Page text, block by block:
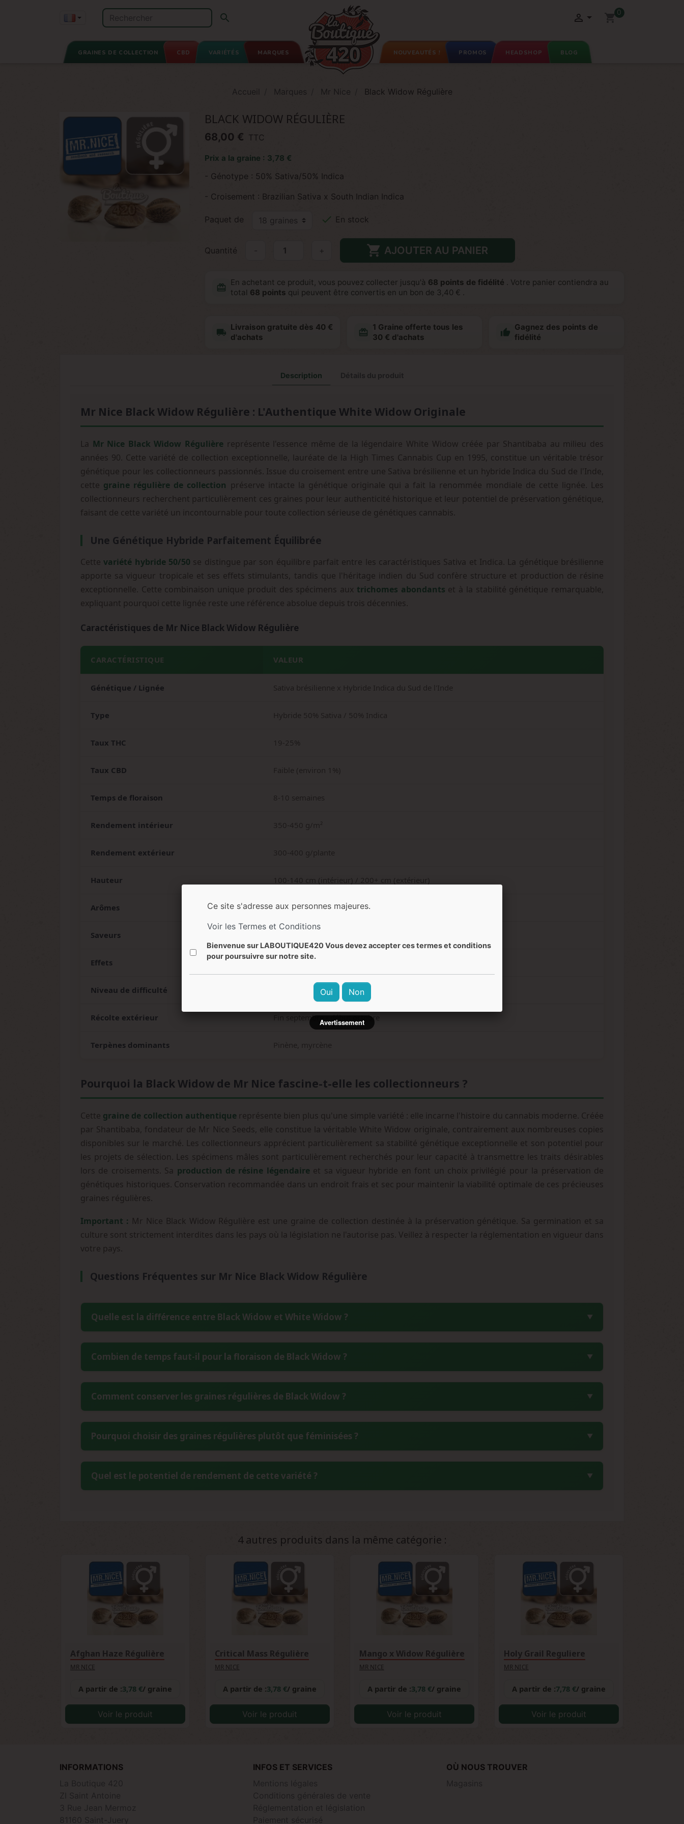
  shopping_cart0
GRAINES DE COLLECTION CBD VARIÉTÉS MARQUES NOUVEAUTÉS ! PROMOS HEADSHOP BLOG
Accueil Marques Mr Nice Black Widow Régulière
BLACK WIDOW RÉGULIÈRE
68,00 € TTC
Prix a la graine : 3,78 €
- Génotype : 50% Sativa/50% Indica
- Croisement : Brazilian Sativa x South Indian Indica
Paquet de  En stock
Quantité +  AJOUTER AU PANIER
redeem
En achetant ce produit, vous pouvez collecter jusqu'à 68 points de fidélité . Votre panier contiendra au
total 68 points qui peuvent être convertis en un bon de 3,40 € .
local_shipping
Livraison gratuite dès 40 €
d'achats
redeem
1 Graine offerte tous les
30 € d'achats

Gagnez des points de
fidélité
Description
Mr Nice Black Widow Régulière : L'Authentique White Widow Originale
La Mr Nice Black Widow Régulièrereprésente l'essence même de la légendaire White Widow créée par Shantibaba au milieu des
années 90. Cette variété de collection exceptionnelle, lauréate de la High Times Cannabis Cup en 1995, constitue un véritable trésor
génétique pour les collectionneurs passionnés. Issue du croisement entre une Sativa brésilienne et un hybride Indica du Sud de l'Inde,
cette graine régulière de collection préserve intacte la génétique originale qui a fait la renommée mondiale de cette lignée. Les
collectionneurs recherchent particulièrement ces graines pour leur authenticité historique et leur potentiel de préservation génétique,
faisant de cette variété un incontournable pour toute collection sérieuse de génétiques cannabis.
Une Génétique Hybride Parfaitement Équilibrée
Cettevariété hybride 50/50 se distingue par son équilibre parfait entre les caractéristiques Sativa et Indica. La génétique brésilienne
apporte sa vigueur tropicale et ses effets stimulants, tandis que l'héritage indien du Sud confère structure et production de résine
exceptionnelle. Cette combinaison unique produit des spécimens aux trichomes abondants et à la stabilité génétique remarquable,
expliquant pourquoi cette lignée reste une référence absolue depuis trois décennies.
Caractéristiques de Mr Nice Black Widow Régulière
CARACTÉRISTIQUE VALEUR
Génétique / Lignée Sativa brésilienne x Hybride Indica du Sud de l'Inde
Type Hybride 50% Sativa / 50% Indica
Taux THC 19-25%
Taux CBD Faible (environ 1%)
Temps de floraison 8-10 semaines
Rendement intérieur 350-450 g/m²
Rendement extérieur 300-400 g/plante
Hauteur 100-140 cm (intérieur) / 200+ cm (extérieur)
Arômes Doux, boisé, pin, terreux, floral
Saveurs
Effets
Niveau de difficulté Facile à moyennement facile
Récolte extérieur Fin septembre - début octobre
Terpènes dominants Pinène, myrcène
Pourquoi la Black Widow de Mr Nice fascine-t-elle les collectionneurs ?
Cette graine de collection authentiquereprésente bien plus qu'une simple variété : elle incarne l'histoire du cannabis moderne. Créée
par Shantibaba, fondateur de Mr Nice Seeds, elle constitue la véritable White Widow originale, contrairement aux nombreuses copies
disponibles sur le marché. Les collectionneurs apprécient particulièrement sa stabilité génétique exceptionnelle et son potentiel pour
les projets de sélection. Les spécimens mâles sont particulièrement recherchés pour leur capacité à transmettre les traits désirables
lors de croisements. Sa production de résine légendaireet sa vigueur hybride en font un choix privilégié pour la préservation de
génétiques historiques. Conservation recommandée dans un endroit frais et sec pour maintenir la viabilité optimale de ces précieuses
graines régulières.
Important : Mr Nice Black Widow Régulière est une graine de collection destinée à la préservation génétique. Sa germination et sa
culture sont strictement interdites dans les pays où la législation ne l'autorise pas. Veillez à respecter la réglementation en vigueur dans
votre pays.
Questions Fréquentes sur Mr Nice Black Widow Régulière
Quelle est la différence entre Black Widow et White Widow ?
génétique authentique et l'a renommée Black Widow chez Mr Nice Seeds. Les White Widow actuelles sur le marché sont souvent des
Combien de temps faut-il pour la floraison de Black Widow ?
accessible même pour les cultivateurs débutants, tout en offrant des rendements généreux de 350 à 450 g/m² en intérieur.
Comment conserver les graines régulières de Black Widow ?
inférieur à 9%. Un réfrigérateur dans un contenant hermétique avec un sachet déshydratant constitue l'environnement idéal pour préserver
Pourquoi choisir des graines régulières plutôt que féminisées ?
croisements. Elles présentent généralement une meilleure stabilité génétique et une vigueur supérieure, particulièrement appréciées des
Quel est le potentiel de rendement de cette variété ?
4 autres produits dans la même catégorie :
Afghan Haze Régulière
MR NICE
A partir de :3,78 €/ graine
Voir le produit
Critical Mass Régulière
MR NICE
A partir de :3,78 €/ graine
Voir le produit
Mango x Widow Régulière
MR NICE
A partir de :3,78 €/ graine
Voir le produit
Holy Grail Reguliere
MR NICE
A partir de :7,78 €/ graine
Voir le produit
INFORMATIONS
INFOS ET SERVICES
OÙ NOUS TROUVER
Ce site s'adresse aux personnes majeures.
Voir les Termes et Conditions
Bienvenue sur LABOUTIQUE420 Vous devez accepter ces termes et conditions
pour poursuivre sur notre site.
Oui Non
Avertissement